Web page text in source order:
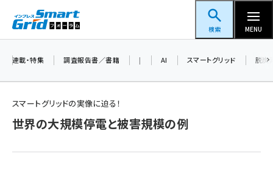
ン
スマートグリッドフォーラム
検索 MENU
連載・特集 調査報告書／書籍 | AI スマートグリッド 脱炭
スマートグリッドの実像に迫る！
世界の大規模停電と被害規模の例